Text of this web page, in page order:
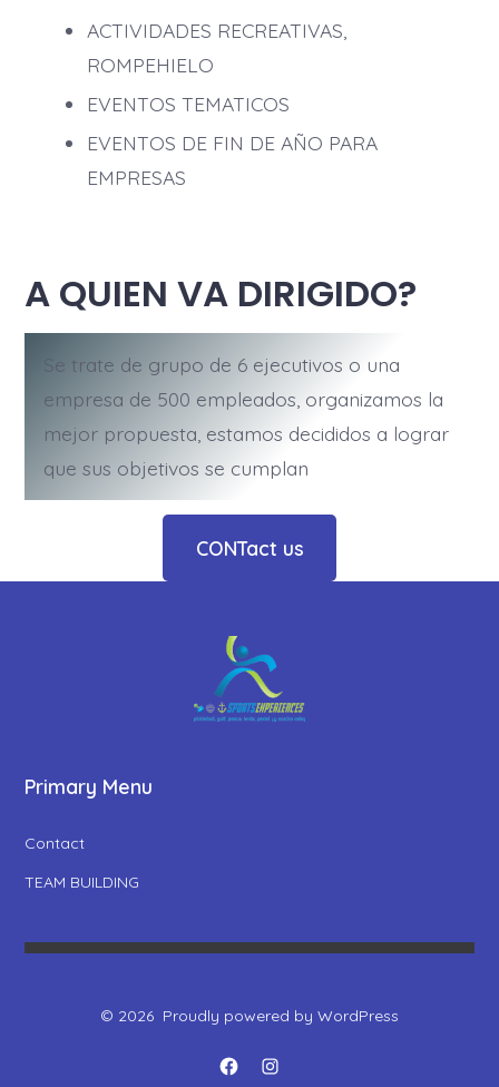
ACTIVIDADES RECREATIVAS,
ROMPEHIELO
EVENTOS TEMATICOS
EVENTOS DE FIN DE AÑO PARA
EMPRESAS
A QUIEN VA DIRIGIDO?
Se trate de grupo de 6 ejecutivos o una
empresa de 500 empleados, organizamos la
mejor propuesta, estamos decididos a lograr
que sus objetivos se cumplan
CONTact us
Primary Menu
Contact
TEAM BUILDING
© 2026 Proudly powered by WordPress
OpenOpen